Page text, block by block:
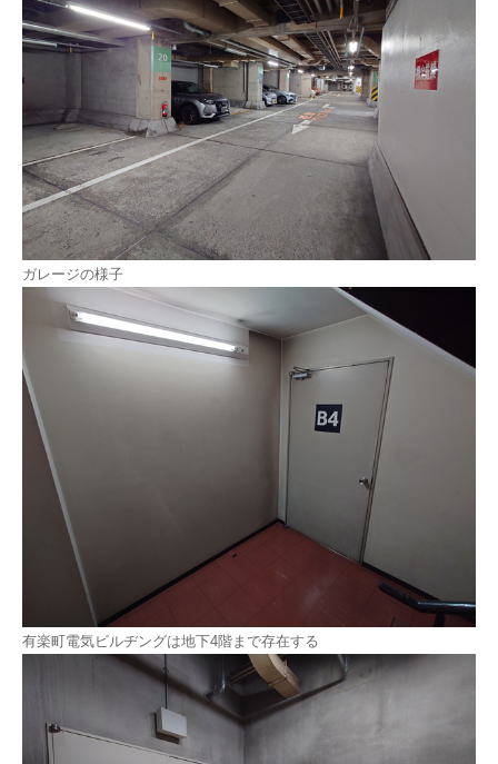
ガレージの様子
有楽町電気ビルヂングは地下4階まで存在する